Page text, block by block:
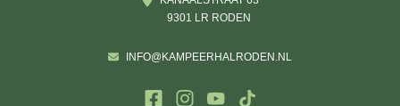
9301 LR RODEN
INFO@KAMPEERHALRODEN.NL